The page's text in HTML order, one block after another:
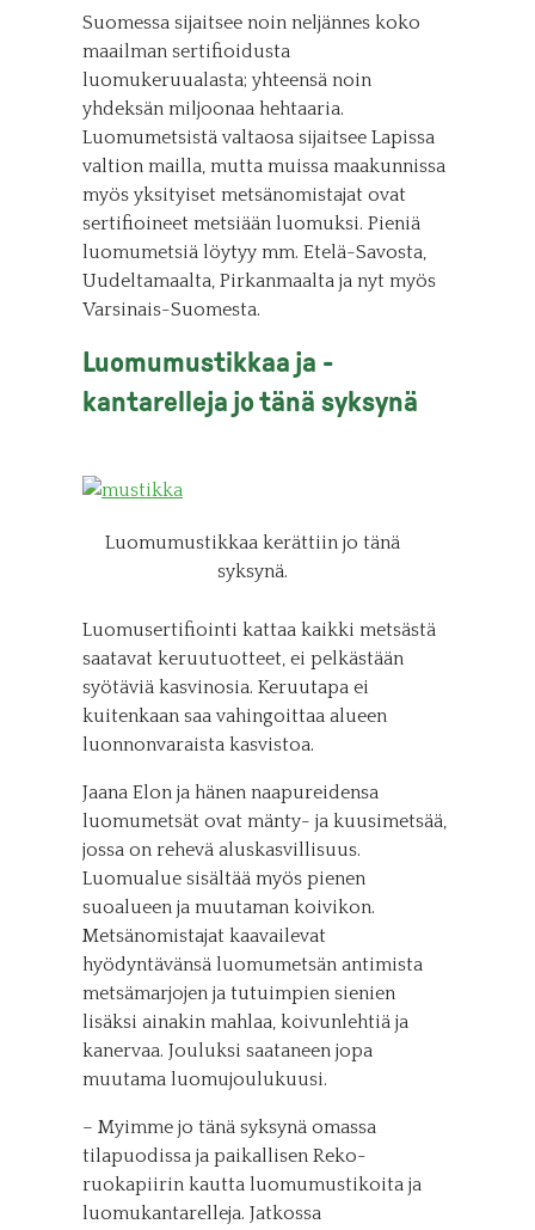
Suomessa sijaitsee noin neljännes koko
maailman sertifioidusta
luomukeruualasta; yhteensä noin
yhdeksän miljoonaa hehtaaria.
Luomumetsistä valtaosa sijaitsee Lapissa
valtion mailla, mutta muissa maakunnissa
myös yksityiset metsänomistajat ovat
sertifioineet metsiään luomuksi. Pieniä
luomumetsiä löytyy mm. Etelä-Savosta,
Uudeltamaalta, Pirkanmaalta ja nyt myös
Varsinais-Suomesta.
Luomumustikkaa ja -
kantarelleja jo tänä syksynä
Luomumustikkaa kerättiin jo tänä
syksynä.
Luomusertifiointi kattaa kaikki metsästä
saatavat keruutuotteet, ei pelkästään
syötäviä kasvinosia. Keruutapa ei
kuitenkaan saa vahingoittaa alueen
luonnonvaraista kasvistoa.
Jaana Elon ja hänen naapureidensa
luomumetsät ovat mänty- ja kuusimetsää,
jossa on rehevä aluskasvillisuus.
Luomualue sisältää myös pienen
suoalueen ja muutaman koivikon.
Metsänomistajat kaavailevat
hyödyntävänsä luomumetsän antimista
metsämarjojen ja tutuimpien sienien
lisäksi ainakin mahlaa, koivunlehtiä ja
kanervaa. Jouluksi saataneen jopa
muutama luomujoulukuusi.
– Myimme jo tänä syksynä omassa
tilapuodissa ja paikallisen Reko-
ruokapiirin kautta luomumustikoita ja
luomukantarelleja. Jatkossa